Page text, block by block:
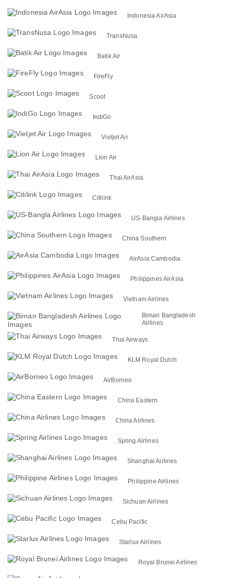
Indonesia AirAsia
TransNusa
Batik Air
FireFly
Scoot
IndiGo
Vietjet Air
Lion Air
Thai AirAsia
Citilink
US-Bangla Airlines
China Southern
AirAsia Cambodia
Philippines AirAsia
Vietnam Airlines
Biman Bangladesh
Airlines
Thai Airways
KLM Royal Dutch
AirBorneo
China Eastern
China Airlines
Spring Airlines
Shanghai Airlines
Philippine Airlines
Sichuan Airlines
Cebu Pacific
Starlux Airlines
Royal Brunei Airlines